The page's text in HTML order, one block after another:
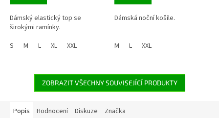
Dámský elastický top se
širokými ramínky.
S
M L XL XXL
Dámská noční košile.
M L XXL
ZOBRAZIT VŠECHNY SOUVISEJÍCÍ PRODUKTY
Popis Hodnocení Diskuze Značka